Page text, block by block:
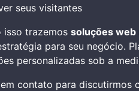
seus visitantes
isso trazemos soluções web
para seu negócio.
personalizadas sob a
contato para discutirmos